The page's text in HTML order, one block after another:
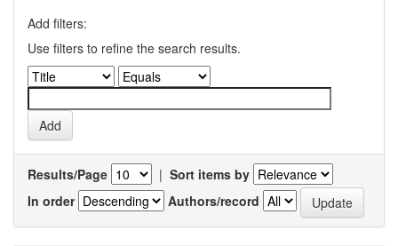
Add filters:
Use filters to refine the search results.
Results/Page | Sort items by
In order
Authors/record